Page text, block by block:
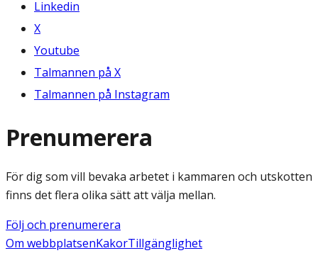
Linkedin
X
Youtube
Talmannen på X
Talmannen på Instagram
Prenumerera
För dig som vill bevaka arbetet i kammaren och utskotten
finns det flera olika sätt att välja mellan.
Följ och prenumerera
Om webbplatsenKakorTillgänglighet